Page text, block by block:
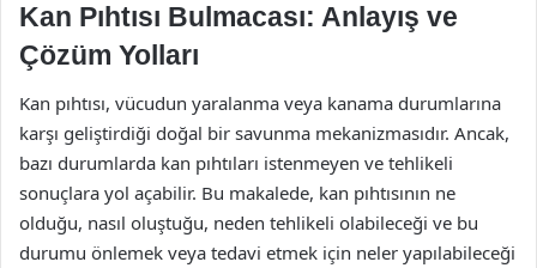
Kan Pıhtısı Bulmacası: Anlayış ve
Çözüm Yolları
Kan pıhtısı, vücudun yaralanma veya kanama durumlarına
karşı geliştirdiği doğal bir savunma mekanizmasıdır. Ancak,
bazı durumlarda kan pıhtıları istenmeyen ve tehlikeli
sonuçlara yol açabilir. Bu makalede, kan pıhtısının ne
olduğu, nasıl oluştuğu, neden tehlikeli olabileceği ve bu
durumu önlemek veya tedavi etmek için neler yapılabileceği